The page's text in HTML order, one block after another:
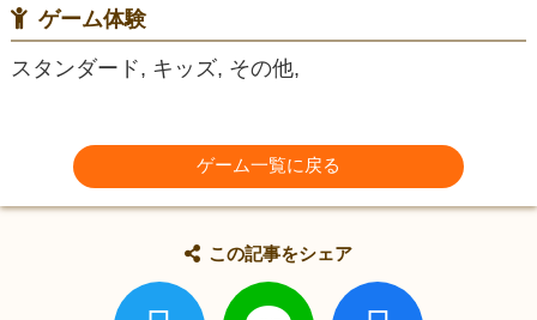
ゲーム体験
スタンダード, キッズ, その他,
ゲーム一覧に戻る
この記事をシェア